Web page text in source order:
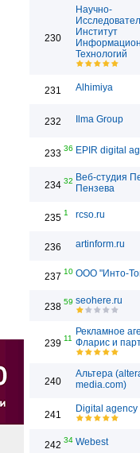
230
Научно-
Институт
Технологий
231 Alhimiya
232 Ilma Group
233 36 EPIR digital
234 32 Веб-студия
Пензева
235 1 rcso.ru
236 artinform.ru
237 10 ООО "Инто-
238 59 seohere.ru
239 11
Рекламное
Фларис и
240
Альтера
media.com)
241
Digital agency
242 34 Webest